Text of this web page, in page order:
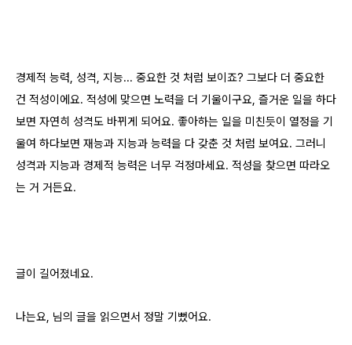
경제적 능력, 성격, 지능... 중요한 것 처럼 보이죠? 그보다 더 중요한
건 적성이에요. 적성에 맞으면 노력을 더 기울이구요, 즐거운 일을 하다
보면 자연히 성격도 바뀌게 되어요. 좋아하는 일을 미친듯이 열정을 기
울여 하다보면 재능과 지능과 능력을 다 갖춘 것 처럼 보여요. 그러니
성격과 지능과 경제적 능력은 너무 걱정마세요. 적성을 찾으면 따라오
는 거 거든요.
글이 길어졌네요.
나는요, 님의 글을 읽으면서 정말 기뻤어요.